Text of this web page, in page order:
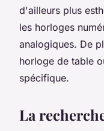
d'ailleurs plus
les horloges
analogiques. De
horloge de table
spécifique.
La